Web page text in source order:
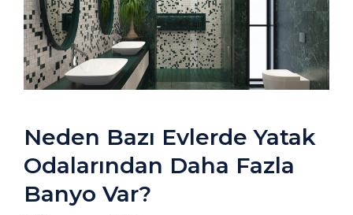
Neden Bazı Evlerde Yatak
Odalarından Daha Fazla
Banyo Var?